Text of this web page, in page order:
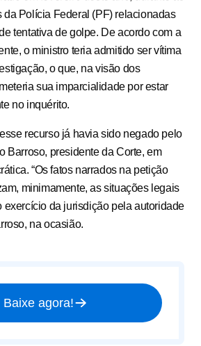
da Polícia Federal (PF) relacionadas
tentativa de golpe. De acordo com a
o ministro teria admitido ser vítima
o que, na visão dos
sua imparcialidade por estar
no inquérito.
recurso já havia sido negado pelo
Barroso, presidente da Corte, em
“Os fatos narrados na petição
minimamente, as situações legais
exercício da jurisdição pela autoridade
na ocasião.
Baixe agora!